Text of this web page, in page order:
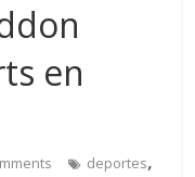
en
deportes,